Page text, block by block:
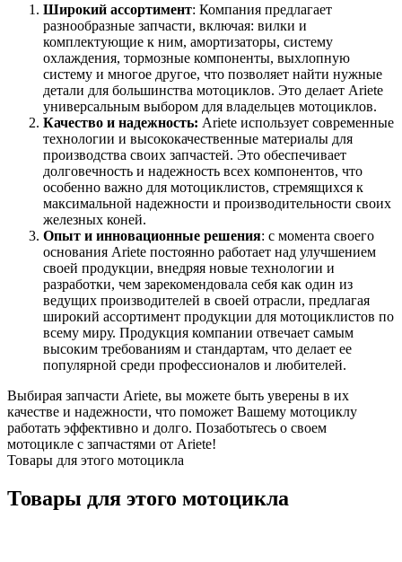
Широкий ассортимент: Компания предлагает
разнообразные запчасти, включая: вилки и
комплектующие к ним, амортизаторы, систему
охлаждения, тормозные компоненты, выхлопную
систему и многое другое, что позволяет найти нужные
детали для большинства мотоциклов. Это делает Ariete
универсальным выбором для владельцев мотоциклов.
Качество и надежность: Ariete использует современные
технологии и высококачественные материалы для
производства своих запчастей. Это обеспечивает
долговечность и надежность всех компонентов, что
особенно важно для мотоциклистов, стремящихся к
максимальной надежности и производительности своих
железных коней.
Опыт и инновационные решения: с момента своего
основания Ariete постоянно работает над улучшением
своей продукции, внедряя новые технологии и
разработки, чем зарекомендовала себя как один из
ведущих производителей в своей отрасли, предлагая
широкий ассортимент продукции для мотоциклистов по
всему миру. Продукция компании отвечает самым
высоким требованиям и стандартам, что делает ее
популярной среди профессионалов и любителей.
Выбирая запчасти Ariete, вы можете быть уверены в их
качестве и надежности, что поможет Вашему мотоциклу
работать эффективно и долго. Позаботьтесь о своем
мотоцикле с запчастями от Ariete!
Товары для этого мотоцикла
Товары для этого мотоцикла